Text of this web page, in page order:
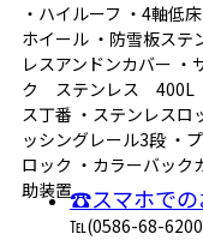
・ハイルーフ ・4軸低
ホイール ・防雪板ステ
レスアンドンカバー
ク ステンレス 400L
ス丁番 ・ステンレスロ
ッシングレール3段 ・
ロック ・カラーバック
助装置☎スマホでの
℡(0586-68-